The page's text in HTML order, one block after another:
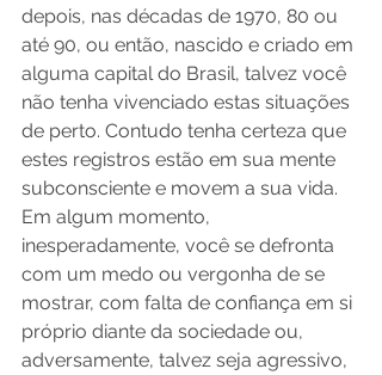
depois, nas décadas de 1970, 80 ou
até 90, ou então, nascido e criado em
alguma capital do Brasil, talvez você
não tenha vivenciado estas situações
de perto. Contudo tenha certeza que
estes registros estão em sua mente
subconsciente e movem a sua vida.
Em algum momento,
inesperadamente, você se defronta
com um medo ou vergonha de se
mostrar, com falta de confiança em si
próprio diante da sociedade ou,
adversamente, talvez seja agressivo,